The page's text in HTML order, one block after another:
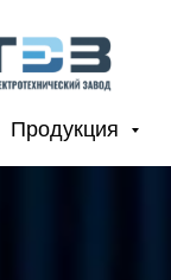
Продукция